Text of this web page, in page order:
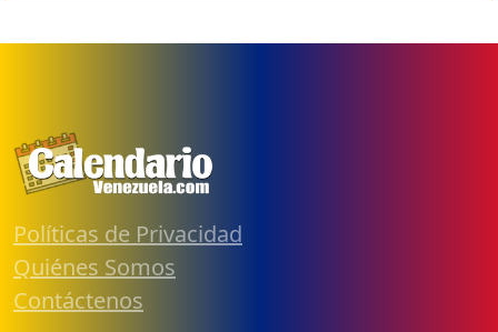
Políticas de Privacidad
Quiénes Somos
Contáctenos